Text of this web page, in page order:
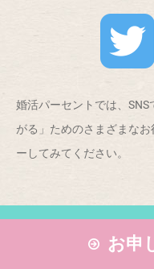
お申
婚活パーセントでは、
がる」ためのさまざまな
ーしてみてください。